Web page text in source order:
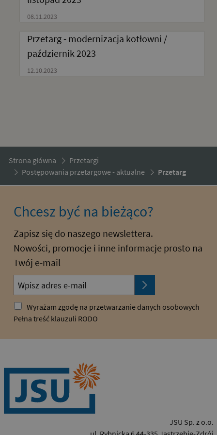
08.11.2023
Przetarg - modernizacja kotłowni /
październik 2023
12.10.2023
Strona główna
Przetargi
Postępowania przetargowe - aktualne
Przetarg
Chcesz być na bieżąco?
Zapisz się do naszego newslettera.
Nowości, promocje i inne informacje prosto na
Twój e-mail
Wyrażam zgodę na przetwarzanie danych osobowych
Pełna treść klauzuli RODO
JSU Sp. z o.o.